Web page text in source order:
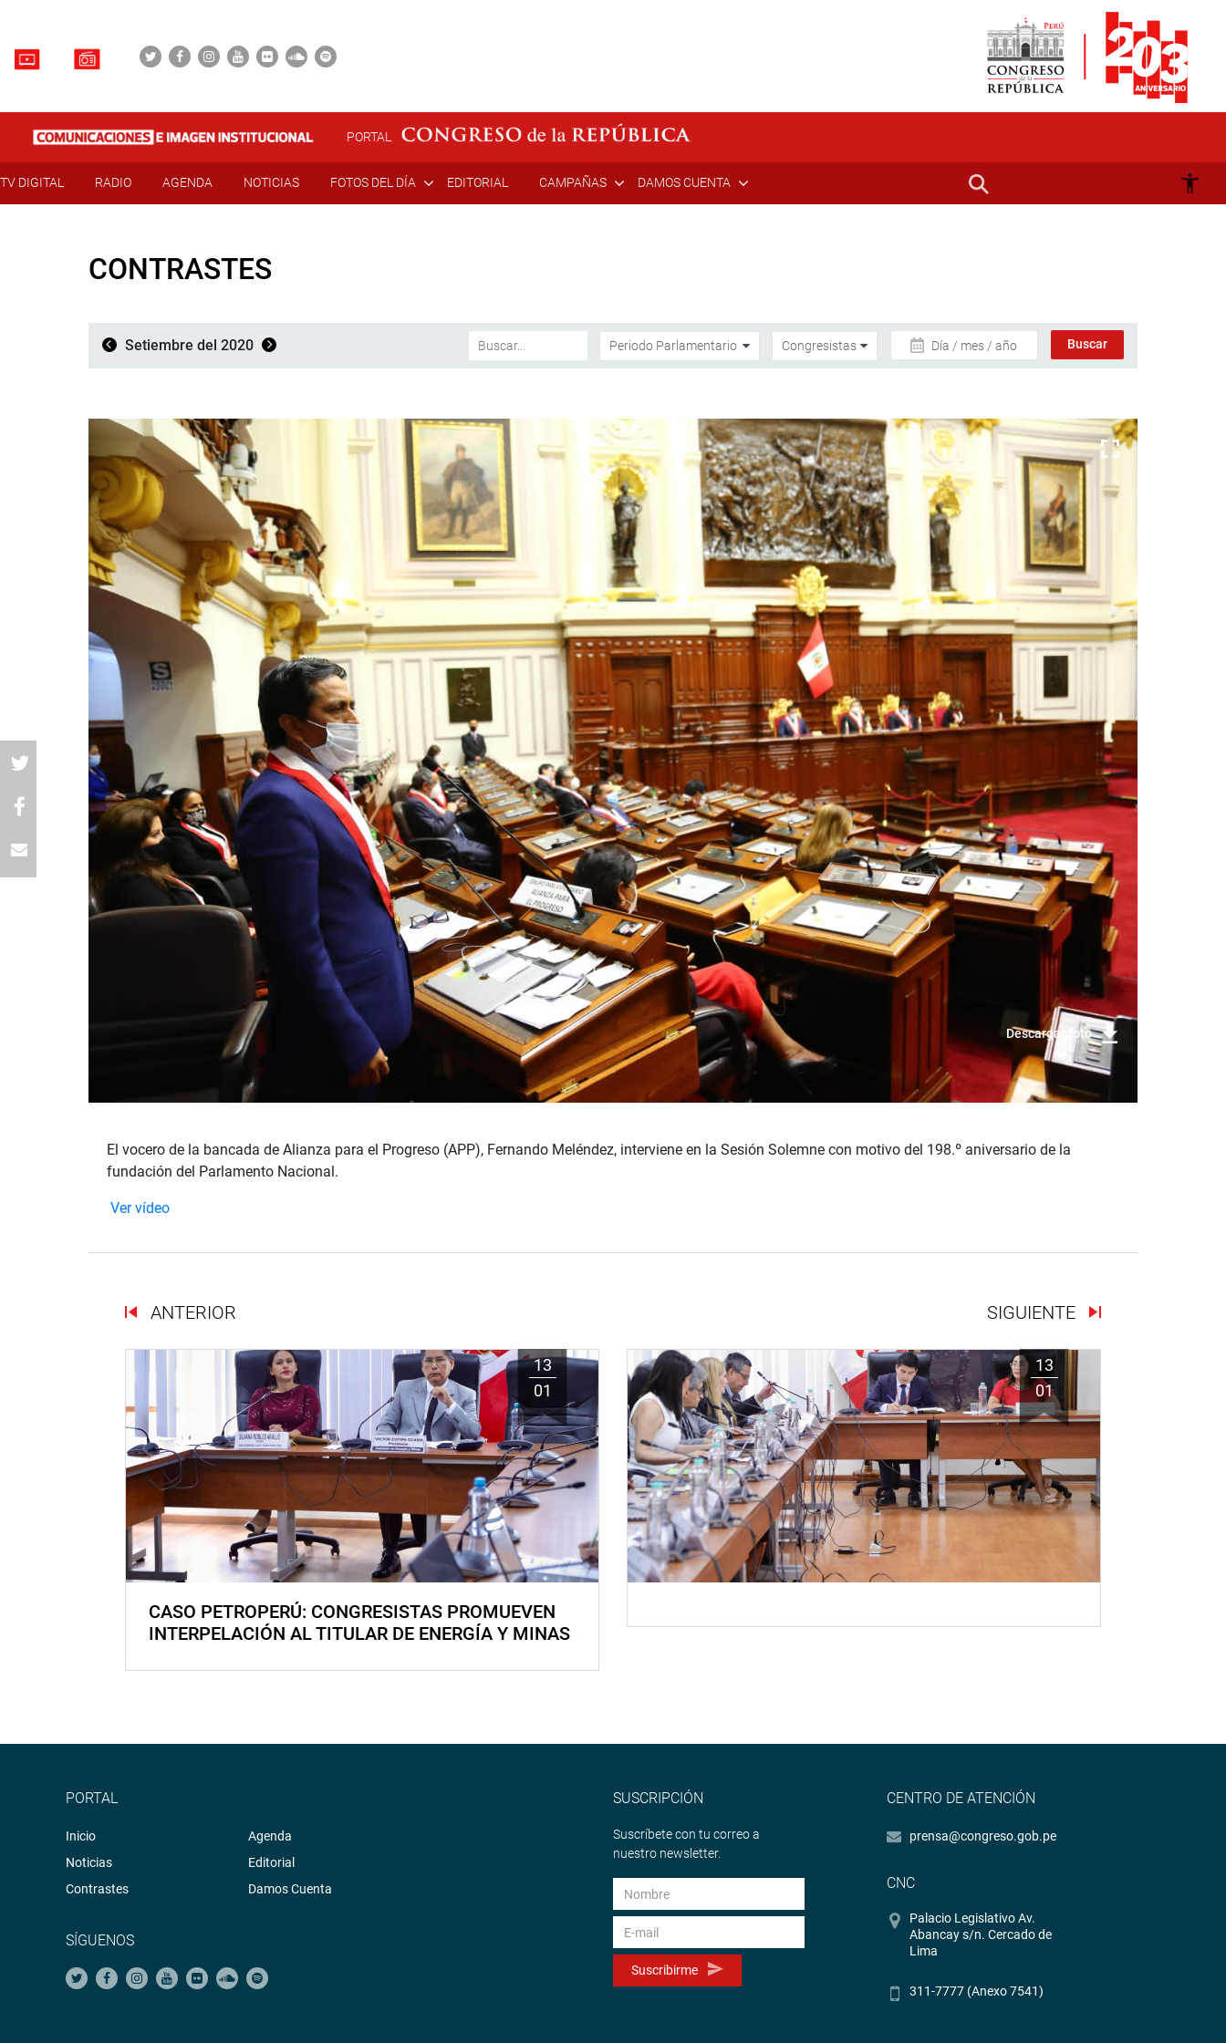
PORTAL
TV DIGITAL RADIO AGENDA NOTICIAS FOTOS DEL DÍA EDITORIAL CAMPAÑAS DAMOS CUENTA
CONTRASTES
Setiembre del 2020 Día / mes / año
Descargar foto
El vocero de la bancada de Alianza para el Progreso (APP), Fernando Meléndez, interviene en la Sesión Solemne con motivo del 198.º aniversario de la
fundación del Parlamento Nacional.
Ver vídeo
ANTERIOR SIGUIENTE
13
01
CASO PETROPERÚ: CONGRESISTAS PROMUEVEN
INTERPELACIÓN AL TITULAR DE ENERGÍA Y MINAS
13
01
PORTAL
Inicio
Noticias
Contrastes
Agenda
Editorial
Damos Cuenta
SÍGUENOS
SUSCRIPCIÓN
Suscríbete con tu correo a
nuestro newsletter.
Suscribirme
CENTRO DE ATENCIÓN
prensa@congreso.gob.pe
CNC
Palacio Legislativo Av.
Abancay s/n. Cercado de
Lima
311-7777 (Anexo 7541)